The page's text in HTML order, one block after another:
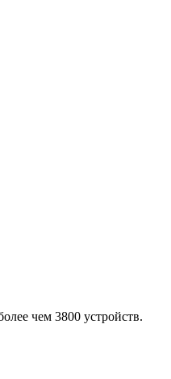
чем 3800 устройств.